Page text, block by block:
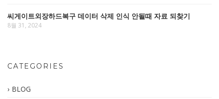
씨게이트외장하드복구 데이터 삭제 인식 안될때 자료 되찾기
8월 31, 2024
CATEGORIES
BLOG